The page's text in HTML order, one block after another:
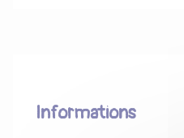
Informations